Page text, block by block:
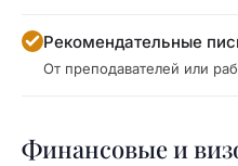
Рекомендательные
От преподавателей или
Финансовые и